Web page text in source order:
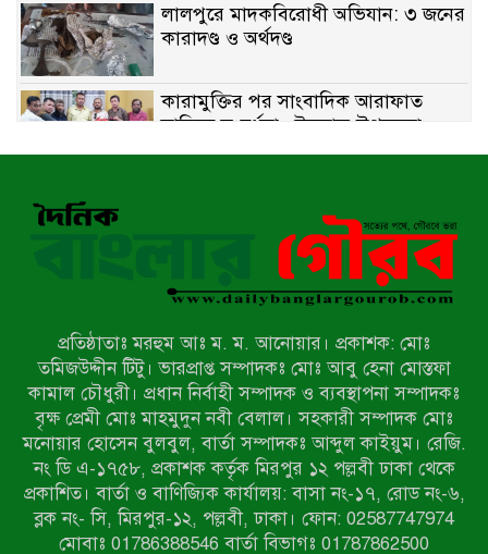
লালপুরে মাদকবিরোধী অভিযান: ৩ জনের
কারাদণ্ড ও অর্থদণ্ড
কারামুক্তির পর সাংবাদিক আরাফাত
সানিকে সংবর্ধনা, টেকনাফ উপজেলা
প্রেসক্লাবের ফুলেল শুভেচ্ছা
মিয়ানমারের সীমান্তে স্থলমাইন বিস্ফোরণ:
উখিয়ার এক যুবকের পা বিচ্ছিন্ন
৭ম শ্রেণি পড়ুয়া কন্যাকে উত্ত্যক্ত করার
প্রতিবাদ করায় পিতাকে কু*পি*য়ে
জ*খ*ম…!!
জুলাই গণঅভ্যুত্থান দিবস-২০২৬ উপলক্ষে
নীলফামারীতে শহিদদের স্মরণে দোয়া
মাহফিল ও আলোচনা সভা অনুষ্ঠিত
বেলকুচিতে বজ্রপাতে শিক্ষার্থীর মৃত্যু
প্রতিষ্ঠাতাঃ মরহুম আঃ ম. ম. আনোয়ার। প্রকাশক: মোঃ
তমিজউদ্দীন টিটু। ভারপ্রাপ্ত সম্পাদকঃ মোঃ আবু হেনা মোস্তফা
কামাল চৌধুরী। প্রধান নির্বাহী সম্পাদক ও ব্যবস্থাপনা সম্পাদকঃ
বৃক্ষ প্রেমী মোঃ মাহমুদুন নবী বেলাল। সহকারী সম্পাদক মোঃ
মনোয়ার হোসেন বুলবুল, বার্তা সম্পাদকঃ আব্দুল কাইয়ুম। রেজি.
নং ডি এ-১৭৫৮, প্রকাশক কর্তৃক মিরপুর ১২ পল্লবী ঢাকা থেকে
প্রকাশিত। বার্তা ও বাণিজ্যিক কার্যালয়: বাসা নং-১৭, রোড নং-৬,
ব্লক নং- সি, মিরপুর-১২, পল্লবী, ঢাকা। ফোন: 02587747974
মোবাঃ 01786388546 বার্তা বিভাগঃ 01787862500